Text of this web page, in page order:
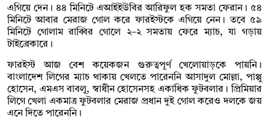
এগিয়ে দেন। ৪৪ মিনিটে এআইইউবির আরিফুল হক সমতা ফেরান। ৫৪
মিনিটে আবার মেরাজ গোল করে ফারইস্টকে এগিয়ে নেন। তবে ৫৯
মিনিটে গোলাম রাব্বির গোলে ২–২ সমতায় ফেরে ম্যাচ, যা গড়ায়
টাইব্রেকারে।
ফারইস্ট আজ বেশ কয়েকজন গুরুত্বপূর্ণ খেলোয়াড়কে পায়নি।
বাংলাদেশ লিগের ম্যাচ থাকায় খেলতে পারেননি আসাদুল মোল্লা, পাপ্পু
হোসেন, এমএস বাবলু, স্বাধীন হোসেনসহ একাধিক ফুটবলার। প্রিমিয়ার
লিগে খেলা একমাত্র ফুটবলার মেরাজ প্রধান দুই গোল করেও দলকে জয়
এনে দিতে পারেননি।